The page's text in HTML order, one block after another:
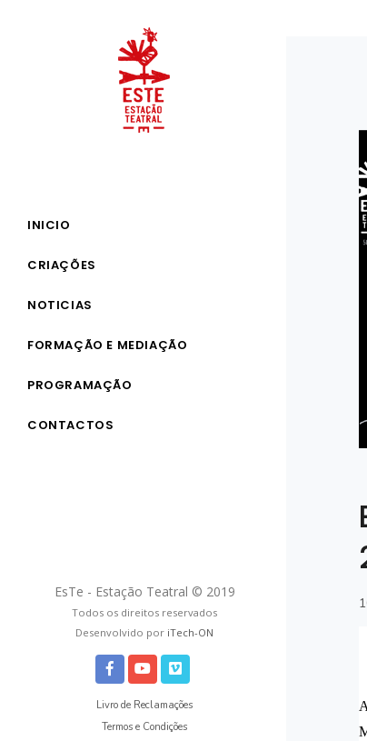
INICIO
CRIAÇÕES
NOTICIAS
FORMAÇÃO E MEDIAÇÃO
PROGRAMAÇÃO
CONTACTOS
EsTe - Estação Teatral © 2019
Todos os direitos reservados
Desenvolvido por iTech-ON
Livro de Reclamações
Termos e Condições